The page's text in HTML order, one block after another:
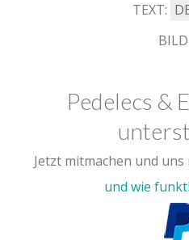
TEXT:
Pedelecs &
Jetzt mitmachen und
und wie